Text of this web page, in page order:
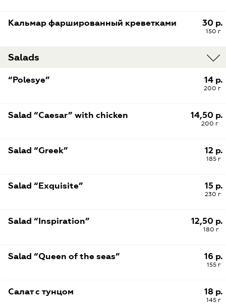
30 р.
150 г
Кальмар фаршированный креветками
Salads
14 р.
200 г
“Polesye”
14,50 р.
200 г
Salad “Caesar” with chicken
12 р.
185 г
Salad “Greek”
15 р.
230 г
Salad “Exquisite”
12,50 р.
180 г
Salad “Inspiration”
16 р.
155 г
Salad “Queen of the seas”
18 р.
145 г
Салат с тунцом